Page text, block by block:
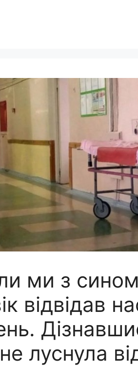
ми з сином
відвідав
луснула